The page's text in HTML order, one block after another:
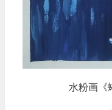
水粉画《